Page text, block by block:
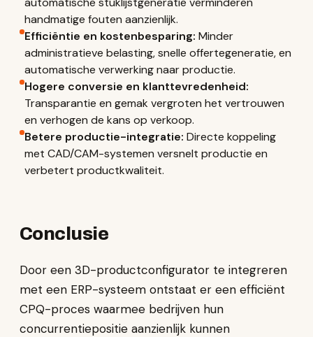
handmatige fouten aanzienlijk.
Efficiëntie en kostenbesparing: Minder
administratieve belasting, snelle offertegeneratie, en
automatische verwerking naar productie.
Hogere conversie en klanttevredenheid:
Transparantie en gemak vergroten het vertrouwen
en verhogen de kans op verkoop.
Betere productie-integratie: Directe koppeling
met CAD/CAM-systemen versnelt productie en
verbetert productkwaliteit.
Conclusie
Door een 3D-productconfigurator te integreren
met een ERP-systeem ontstaat er een efficiënt
CPQ-proces waarmee bedrijven hun
concurrentiepositie aanzienlijk kunnen